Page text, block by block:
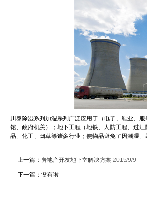
川泰除湿系列加湿系列广泛应用于（电子、鞋业、
馆、政府机关）；地下工程（地铁、人防工程、过
品、化工、烟草等诸多行业；使物品避免了因潮湿、
上一篇： 房地产开发地下室解决方案 2015/9/9
下一篇：没有啦